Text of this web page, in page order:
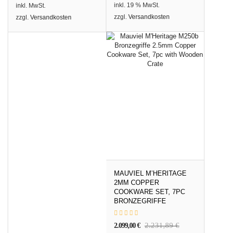
inkl. MwSt.
zzgl. Versandkosten
inkl. 19 % MwSt.
zzgl. Versandkosten
MAUVIEL M’HERITAGE
2MM COPPER
COOKWARE SET, 7PC
BRONZEGRIFFE
2.099,00€ 2.231,89€